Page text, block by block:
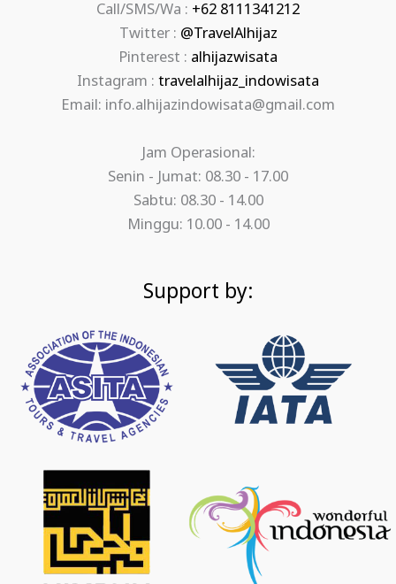
Call/SMS/Wa : +62 8111341212
Twitter : @TravelAlhijaz
Pinterest : alhijazwisata
Instagram : travelalhijaz_indowisata
Email: info.alhijazindowisata@gmail.com
Jam Operasional:
Senin - Jumat: 08.30 - 17.00
Sabtu: 08.30 - 14.00
Minggu: 10.00 - 14.00
Support by: